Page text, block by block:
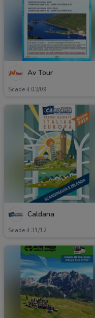
Av Tour
Scade il 03/09
Caldana
Scade il 31/12